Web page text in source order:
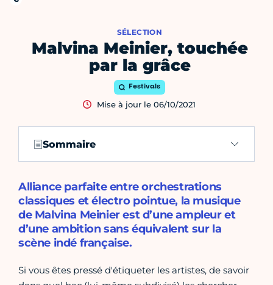
Malvina Meinier, touchée
par la grâce
SÉLECTION
Festivals
Mise à jour le 06/10/2021
Sommaire
Alliance parfaite entre orchestrations
classiques et électro pointue, la musique
de Malvina Meinier est d’une ampleur et
d’une ambition sans équivalent sur la
scène indé française.
Si vous êtes pressé d'étiqueter les artistes, de savoir